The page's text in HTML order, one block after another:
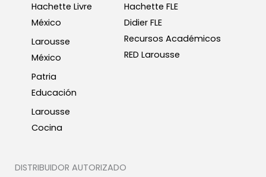
Hachette Livre
México
Larousse
México
Patria
Educación
Larousse
Cocina
Hachette FLE
Didier FLE
Recursos Académicos
RED Larousse
DISTRIBUIDOR AUTORIZADO